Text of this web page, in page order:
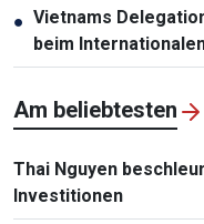
● Vietnams
beim
Am beliebtesten
Thai Nguyen
Investitionen